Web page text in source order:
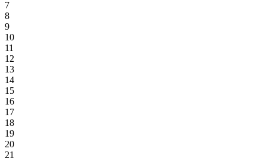
7
8
9
10
11
12
13
14
15
16
17
18
19
20
21